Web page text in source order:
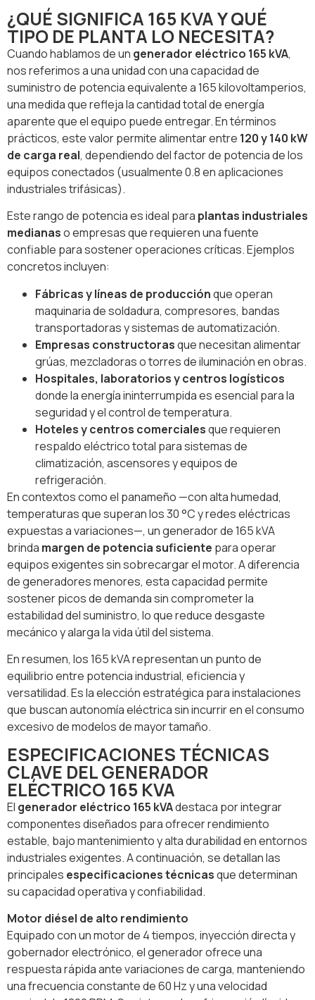
¿QUÉ SIGNIFICA 165 KVA Y QUÉ
TIPO DE PLANTA LO NECESITA?
Cuando hablamos de un generador eléctrico 165 kVA,
nos referimos a una unidad con una capacidad de
suministro de potencia equivalente a 165 kilovoltamperios,
una medida que refleja la cantidad total de energía
aparente que el equipo puede entregar. En términos
prácticos, este valor permite alimentar entre 120 y 140 kW
de carga real, dependiendo del factor de potencia de los
equipos conectados (usualmente 0.8 en aplicaciones
industriales trifásicas).
Este rango de potencia es ideal para plantas industriales
medianaso empresas que requieren una fuente
confiable para sostener operaciones críticas. Ejemplos
concretos incluyen:
Fábricas y líneas de producciónque operan
maquinaria de soldadura, compresores, bandas
transportadoras y sistemas de automatización.
Empresas constructorasque necesitan alimentar
grúas, mezcladoras o torres de iluminación en obras.
Hospitales, laboratorios y centros logísticos
donde la energía ininterrumpida es esencial para la
seguridad y el control de temperatura.
Hoteles y centros comercialesque requieren
respaldo eléctrico total para sistemas de
climatización, ascensores y equipos de
refrigeración.
En contextos como el panameño —con alta humedad,
temperaturas que superan los 30 °C y redes eléctricas
expuestas a variaciones—, un generador de 165 kVA
brinda margen de potencia suficiente para operar
equipos exigentes sin sobrecargar el motor. A diferencia
de generadores menores, esta capacidad permite
sostener picos de demanda sin comprometer la
estabilidad del suministro, lo que reduce desgaste
mecánico y alarga la vida útil del sistema.
En resumen, los 165 kVA representan un punto de
equilibrio entre potencia industrial, eficiencia y
versatilidad. Es la elección estratégica para instalaciones
que buscan autonomía eléctrica sin incurrir en el consumo
excesivo de modelos de mayor tamaño.
ESPECIFICACIONES TÉCNICAS
CLAVE DEL GENERADOR
ELÉCTRICO 165 KVA
El generador eléctrico 165 kVAdestaca por integrar
componentes diseñados para ofrecer rendimiento
estable, bajo mantenimiento y alta durabilidad en entornos
industriales exigentes. A continuación, se detallan las
principales especificaciones técnicasque determinan
su capacidad operativa y confiabilidad.
Motor diésel de alto rendimiento
Equipado con un motor de 4 tiempos, inyección directa y
gobernador electrónico, el generador ofrece una
respuesta rápida ante variaciones de carga, manteniendo
una frecuencia constante de 60 Hz y una velocidad